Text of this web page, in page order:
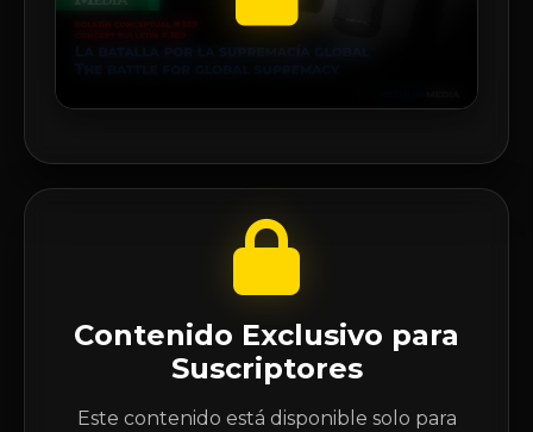
Contenido Exclusivo para
Suscriptores
Este contenido está disponible solo para